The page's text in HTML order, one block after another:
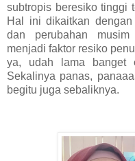
subtropis beresiko tinggi
Hal ini dikaitkan
dan perubahan
menjadi faktor resiko
ya, udah lama banget
Sekalinya panas,
begitu juga sebaliknya.